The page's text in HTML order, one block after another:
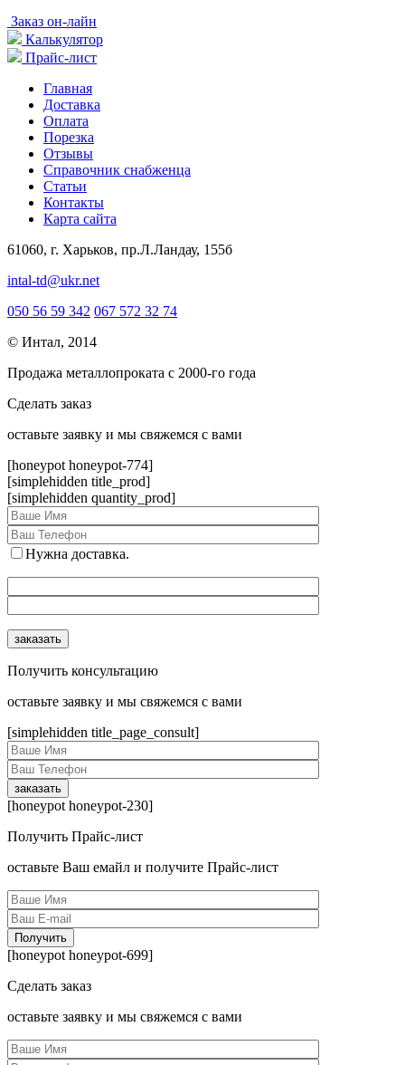
Заказ он-лайн
Калькулятор
Прайс-лист
Главная
Доставка
Оплата
Порезка
Отзывы
Справочник снабженца
Статьи
Контакты
Карта сайта
61060, г. Харьков, пр.Л.Ландау, 155б
intal-td@ukr.net
050 56 59 342 067 572 32 74
© Интал, 2014
Продажа металлопроката с 2000-го года
Сделать заказ
оcтавьте заявку и мы свяжемся с вами
[honeypot honeypot-774]
[simplehidden title_prod]
[simplehidden quantity_prod]
Нужна доставка.
Получить консультацию
оcтавьте заявку и мы свяжемся с вами
[simplehidden title_page_consult]
[honeypot honeypot-230]
Получить Прайс-лист
оcтавьте Ваш емайл и получите Прайс-лист
[honeypot honeypot-699]
Сделать заказ
оcтавьте заявку и мы свяжемся с вами